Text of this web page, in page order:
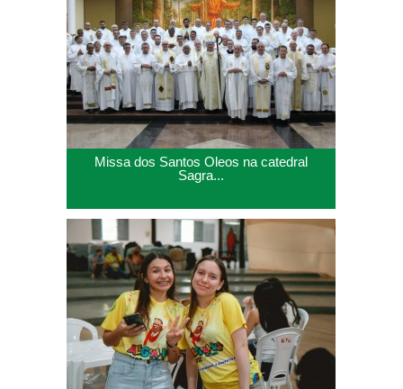
Missa dos Santos Oleos na catedral
Sagra...